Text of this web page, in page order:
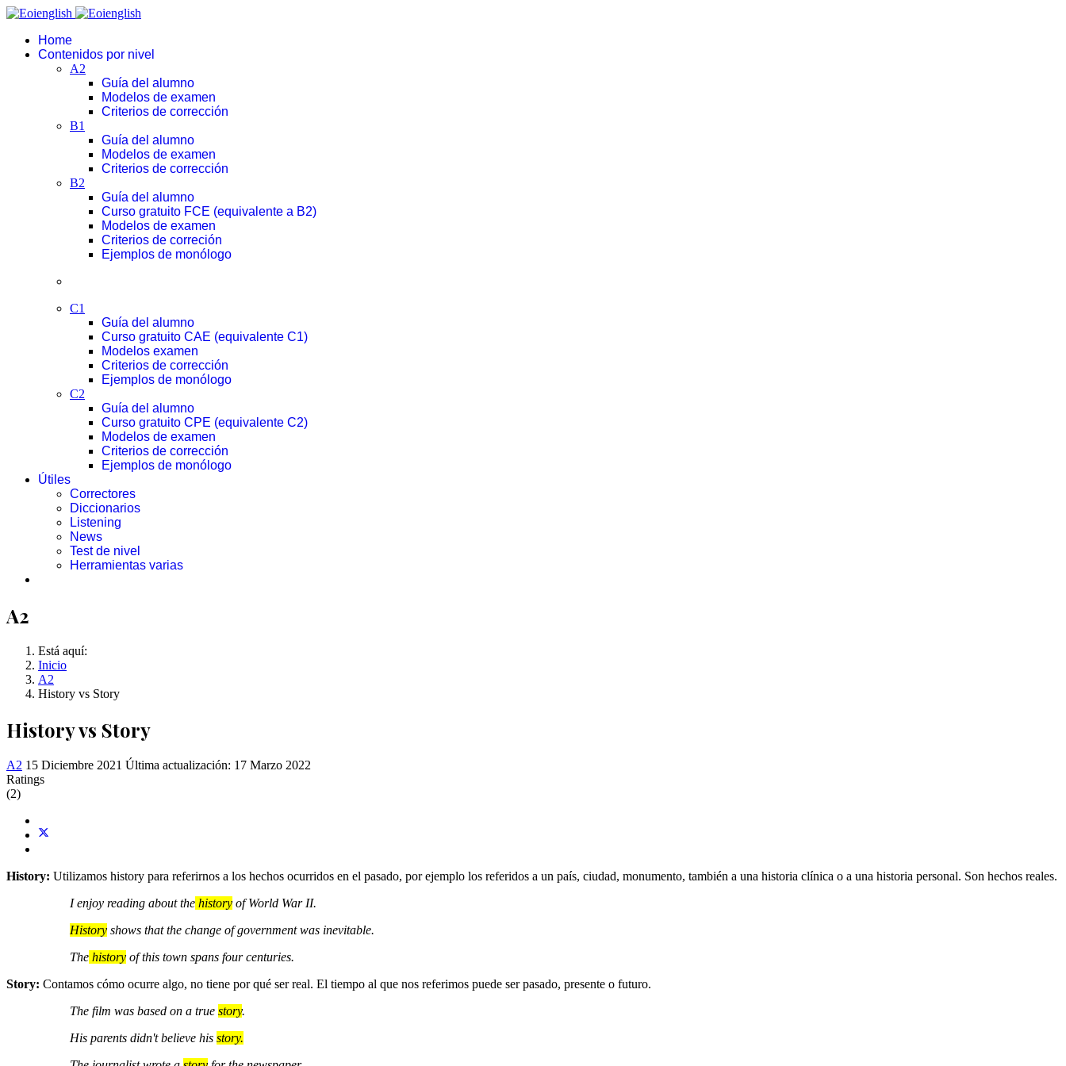
Home
Contenidos por nivel
A2
Guía del alumno
Modelos de examen
Criterios de corrección
B1
Guía del alumno
Modelos de examen
Criterios de corrección
B2
Guía del alumno
Curso gratuito FCE (equivalente a B2)
Modelos de examen
Criterios de correción
Ejemplos de monólogo
C1
Guía del alumno
Curso gratuito CAE (equivalente C1)
Modelos examen
Criterios de corrección
Ejemplos de monólogo
C2
Guía del alumno
Curso gratuito CPE (equivalente C2)
Modelos de examen
Criterios de corrección
Ejemplos de monólogo
Útiles
Correctores
Diccionarios
Listening
News
Test de nivel
Herramientas varias
A2
Está aquí:
Inicio
A2
History vs Story
History vs Story
A2 15 Diciembre 2021 Última actualización: 17 Marzo 2022
Ratings
(2)
History: Utilizamos history para referirnos a los hechos ocurridos en el pasado, por ejemplo los referidos a un país, ciudad, monumento, también a una historia clínica o a una historia personal. Son hechos reales.
I enjoy reading about the history of World War II.
History shows that the change of government was inevitable.
The history of this town spans four centuries.
Story: Contamos cómo ocurre algo, no tiene por qué ser real. El tiempo al que nos referimos puede ser pasado, presente o futuro.
The film was based on a true story.
His parents didn't believe his story.